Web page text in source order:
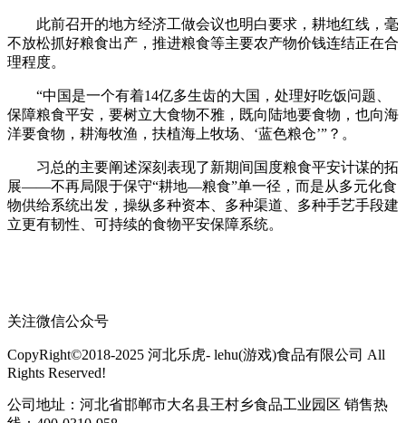
此前召开的地方经济工做会议也明白要求，耕地红线，毫
不放松抓好粮食出产，推进粮食等主要农产物价钱连结正在合
理程度。
“中国是一个有着14亿多生齿的大国，处理好吃饭问题、
保障粮食平安，要树立大食物不雅，既向陆地要食物，也向海
洋要食物，耕海牧渔，扶植海上牧场、‘蓝色粮仓’”？。
习总的主要阐述深刻表现了新期间国度粮食平安计谋的拓
展——不再局限于保守“耕地—粮食”单一径，而是从多元化食
物供给系统出发，操纵多种资本、多种渠道、多种手艺手段建
立更有韧性、可持续的食物平安保障系统。
关注微信公众号
CopyRight©2018-2025 河北乐虎- lehu(游戏)食品有限公司 All
Rights Reserved!
公司地址：河北省邯郸市大名县王村乡食品工业园区 销售热